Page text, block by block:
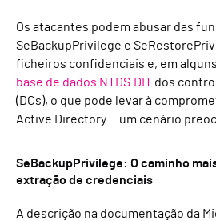
Os atacantes podem abusar das
SeBackupPrivilege e
ficheiros confidenciais e, em
base de dados NTDS.DIT dos
(DCs), o que pode levar à
Active Directory… um cenário
SeBackupPrivilege: O caminho
extração de credenciais
A descrição na documentação da